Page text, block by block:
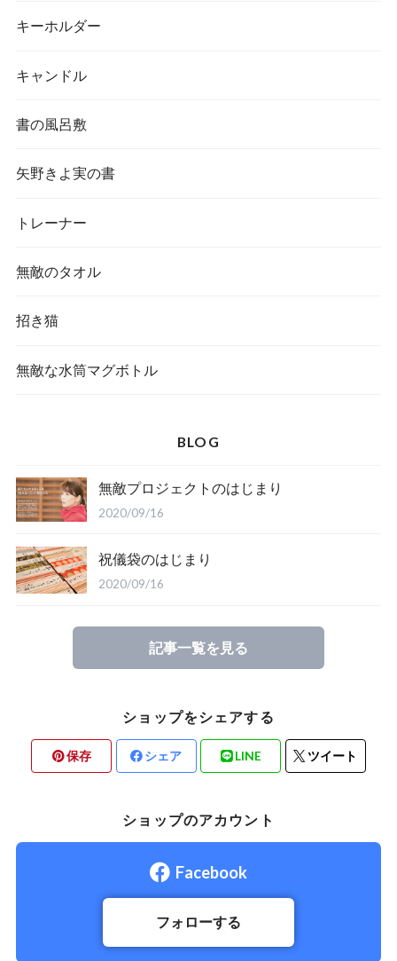
キーホルダー
キャンドル
書の風呂敷
矢野きよ実の書
トレーナー
無敵のタオル
招き猫
無敵な水筒マグボトル
BLOG
無敵プロジェクトのはじまり
2020/09/16
祝儀袋のはじまり
2020/09/16
記事一覧を見る
ショップをシェアする
保存 シェア LINE ツイート
ショップのアカウント
Facebook
フォローする